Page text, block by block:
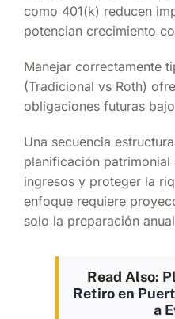
como 401(k) reducen
potencian crecimiento
Manejar correctamente
(Tradicional vs Roth)
obligaciones futuras
Una secuencia
planificación
ingresos y proteger la
enfoque requiere
solo la preparación
Read Also:
Retiro en
a